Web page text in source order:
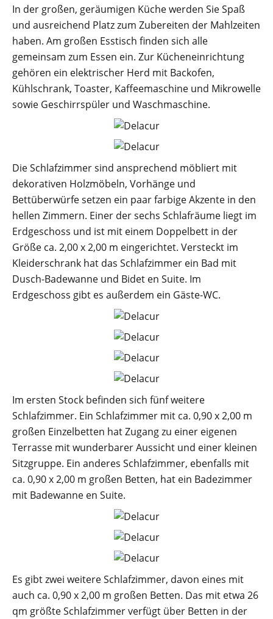
In der großen, geräumigen Küche werden Sie Spaß
und ausreichend Platz zum Zubereiten der Mahlzeiten
haben. Am großen Esstisch finden sich alle
gemeinsam zum Essen ein. Zur Kücheneinrichtung
gehören ein elektrischer Herd mit Backofen,
Kühlschrank, Toaster, Kaffeemaschine und Mikrowelle
sowie Geschirrspüler und Waschmaschine.
Die Schlafzimmer sind ansprechend möbliert mit
dekorativen Holzmöbeln, Vorhänge und
Bettüberwürfe setzen ein paar farbige Akzente in den
hellen Zimmern. Einer der sechs Schlafräume liegt im
Erdgeschoss und ist mit einem Doppelbett in der
Größe ca. 2,00 x 2,00 m eingerichtet. Versteckt im
Kleiderschrank hat das Schlafzimmer ein Bad mit
Dusch-Badewanne und Bidet en Suite. Im
Erdgeschoss gibt es außerdem ein Gäste-WC.
Im ersten Stock befinden sich fünf weitere
Schlafzimmer. Ein Schlafzimmer mit ca. 0,90 x 2,00 m
großen Einzelbetten hat Zugang zu einer eigenen
Terrasse mit wunderbarer Aussicht und einer kleinen
Sitzgruppe. Ein anderes Schlafzimmer, ebenfalls mit
ca. 0,90 x 2,00 m großen Betten, hat ein Badezimmer
mit Badewanne en Suite.
Es gibt zwei weitere Schlafzimmer, davon eines mit
auch ca. 0,90 x 2,00 m großen Betten. Das mit etwa 26
qm größte Schlafzimmer verfügt über Betten in der